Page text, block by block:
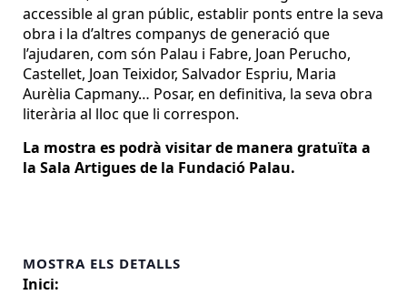
accessible al gran públic, establir ponts entre la seva
obra i la d’altres companys de generació que
l’ajudaren, com són Palau i Fabre, Joan Perucho,
Castellet, Joan Teixidor, Salvador Espriu, Maria
Aurèlia Capmany… Posar, en definitiva, la seva obra
literària al lloc que li correspon.
La mostra es podrà visitar de manera gratuïta a
la Sala Artigues de la Fundació Palau.
MOSTRA ELS DETALLS
Inici: